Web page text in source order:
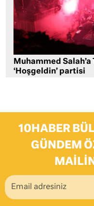
Muhammed
‘Hoşgeldin’ partisi
10HABER
GÜNDEM